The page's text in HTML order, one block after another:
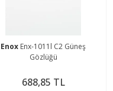
Enox Enx-1011l C2 Güneş
Gözlüğü
688,85 TL